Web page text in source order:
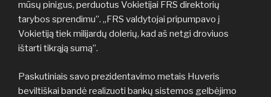
mūsų pinigus, perduotus Vokietijai FRS direktorių
tarybos sprendimu”. „FRS valdytojai pripumpavo į
Vokietiją tiek milijardų dolerių, kad aš netgi droviuos
ištarti tikrąją sumą”.
Paskutiniais savo prezidentavimo metais Huveris
beviltiškai bandė realizuoti bankų sistemos gelbėjimo